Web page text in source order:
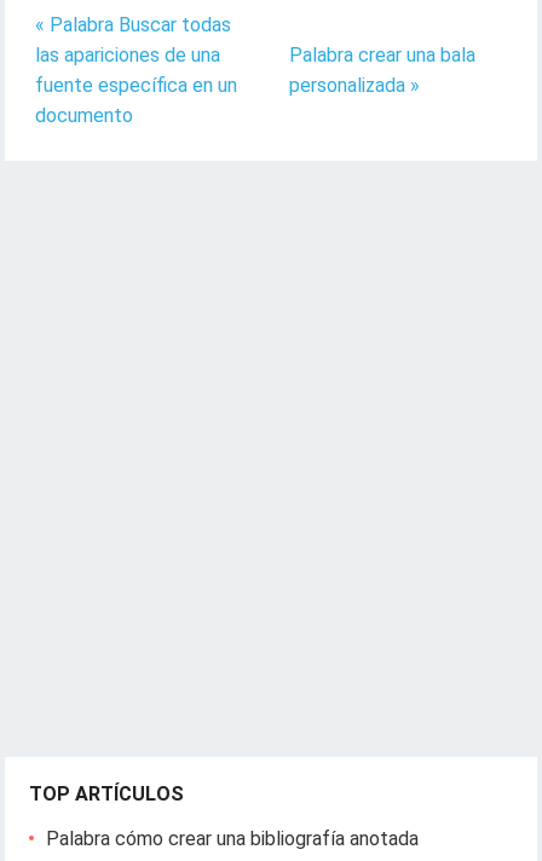
« Palabra Buscar todas
las apariciones de una
fuente específica en un
documento
Palabra crear una bala
personalizada »
TOP ARTÍCULOS
Palabra cómo crear una bibliografía anotada